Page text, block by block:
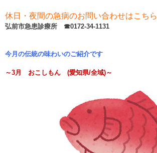
休日・夜間の急病のお問い合わせはこちら
弘前市急患診療所 ☎0172-34-1131
今月の伝統の味わいのご紹介です
～3月 おこしもん (愛知県/全域)～